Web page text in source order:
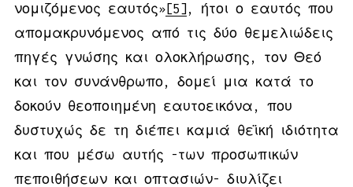
νομιζόμενος εαυτός» [5] , ήτοι ο εαυτός που
απομακρυνόμενος από τις δύο θεμελιώδεις
πηγές γνώσης και ολοκλήρωσης, τον Θεό
και τον συνάνθρωπο, δομεί μια κατά το
δοκούν θεοποιημένη εαυτοεικόνα, που
δυστυχώς δε τη διέπει καμιά θεϊκή ιδιότητα
και που μέσω αυτής -των προσωπικών
πεποιθήσεων και οπτασιών- διυλίζει